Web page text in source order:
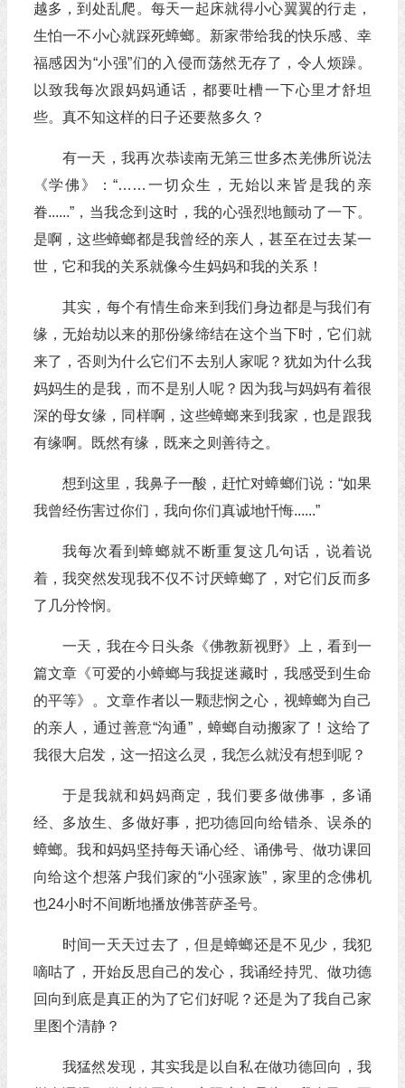
越多，到处乱爬。每天一起床就得小心翼翼的行走，
生怕一不小心就踩死蟑螂。新家带给我的快乐感、幸
福感因为“小强”们的入侵而荡然无存了，令人烦躁。
以致我每次跟妈妈通话，都要吐槽一下心里才舒坦
些。真不知这样的日子还要熬多久？
有一天，我再次恭读南无第三世多杰羌佛所说法
《学佛》：“……一切众生，无始以来皆是我的亲
眷......”，当我念到这时，我的心强烈地颤动了一下。
是啊，这些蟑螂都是我曾经的亲人，甚至在过去某一
世，它和我的关系就像今生妈妈和我的关系！
其实，每个有情生命来到我们身边都是与我们有
缘，无始劫以来的那份缘缔结在这个当下时，它们就
来了，否则为什么它们不去别人家呢？犹如为什么我
妈妈生的是我，而不是别人呢？因为我与妈妈有着很
深的母女缘，同样啊，这些蟑螂来到我家，也是跟我
有缘啊。既然有缘，既来之则善待之。
想到这里，我鼻子一酸，赶忙对蟑螂们说：“如果
我曾经伤害过你们，我向你们真诚地忏悔......”
我每次看到蟑螂就不断重复这几句话，说着说
着，我突然发现我不仅不讨厌蟑螂了，对它们反而多
了几分怜悯。
一天，我在今日头条《佛教新视野》上，看到一
篇文章《可爱的小蟑螂与我捉迷藏时，我感受到生命
的平等》。文章作者以一颗悲悯之心，视蟑螂为自己
的亲人，通过善意“沟通”，蟑螂自动搬家了！这给了
我很大启发，这一招这么灵，我怎么就没有想到呢？
于是我就和妈妈商定，我们要多做佛事，多诵
经、多放生、多做好事，把功德回向给错杀、误杀的
蟑螂。我和妈妈坚持每天诵心经、诵佛号、做功课回
向给这个想落户我们家的“小强家族”，家里的念佛机
也24小时不间断地播放佛菩萨圣号。
时间一天天过去了，但是蟑螂还是不见少，我犯
嘀咕了，开始反思自己的发心，我诵经持咒、做功德
回向到底是真正的为了它们好呢？还是为了我自己家
里图个清静？
我猛然发现，其实我是以自私在做功德回向，我